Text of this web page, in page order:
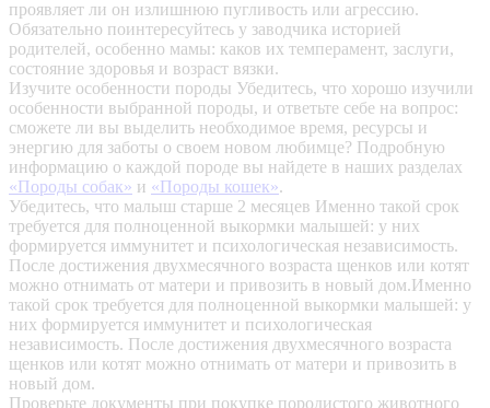
проявляет ли он излишнюю пугливость или агрессию.
Обязательно поинтересуйтесь у заводчика историей
родителей, особенно мамы: каков их темперамент, заслуги,
состояние здоровья и возраст вязки.
Изучите особенности породы Убедитесь, что хорошо изучили
особенности выбранной породы, и ответьте себе на вопрос:
сможете ли вы выделить необходимое время, ресурсы и
энергию для заботы о своем новом любимце? Подробную
информацию о каждой породе вы найдете в наших разделах
«Породы собак» и «Породы кошек».
Убедитесь, что малыш старше 2 месяцев Именно такой срок
требуется для полноценной выкормки малышей: у них
формируется иммунитет и психологическая независимость.
После достижения двухмесячного возраста щенков или котят
можно отнимать от матери и привозить в новый дом.Именно
такой срок требуется для полноценной выкормки малышей: у
них формируется иммунитет и психологическая
независимость. После достижения двухмесячного возраста
щенков или котят можно отнимать от матери и привозить в
новый дом.
Проверьте документы при покупке породистого животного